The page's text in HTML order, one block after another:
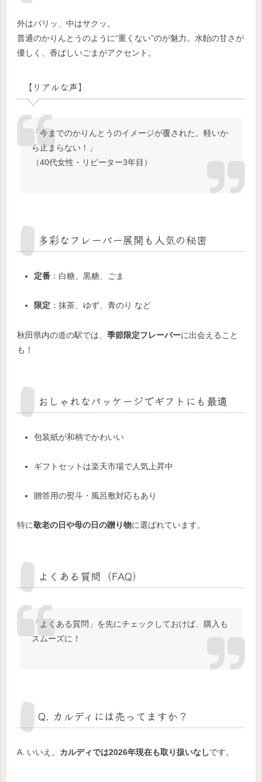
外はパリッ、中はサクッ。
普通のかりんとうのように“重くない”のが魅力。水飴の甘さが
優しく、香ばしいごまがアクセント。
【リアルな声】
「今までのかりんとうのイメージが覆された。軽いか
ら止まらない！」
（40代女性・リピーター3年目）
多彩なフレーバー展開も人気の秘密
定番：白糖、黒糖、ごま
限定 ：抹茶、ゆず、青のり など
秋田県内の道の駅では、 季節限定フレーバーに出会えること
も！
おしゃれなパッケージでギフトにも最適
包装紙が和柄でかわいい
ギフトセットは楽天市場で人気上昇中
贈答用の熨斗・風呂敷対応もあり
特に敬老の日や母の日の贈り物に選ばれています。
よくある質問（FAQ）
「よくある質問」を先にチェックしておけば、購入も
スムーズに！
Q. カルディには売ってますか？
A. いいえ。 カルディでは2026年現在も取り扱いなしです。